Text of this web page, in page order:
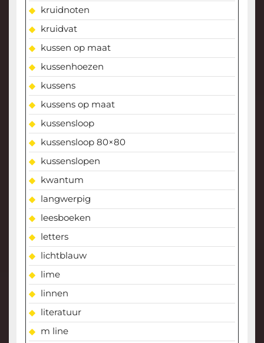
kruidnoten
kruidvat
kussen op maat
kussenhoezen
kussens
kussens op maat
kussensloop
kussensloop 80×80
kussenslopen
kwantum
langwerpig
leesboeken
letters
lichtblauw
lime
linnen
literatuur
m line